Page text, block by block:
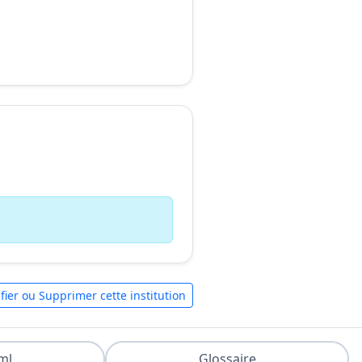
ou Supprimer cette institution